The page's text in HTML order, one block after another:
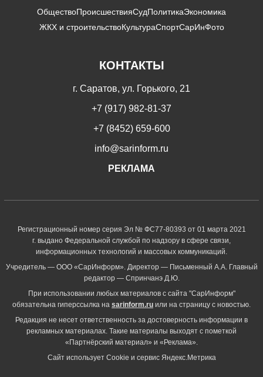
ОбществоПроисшествияСудПолитикаЭкономика
ЖКХ и строительствоКультураСпортСарИнФото
КОНТАКТЫ
г. Саратов, ул. Горького, 21
+7 (917) 982-81-37
+7 (8452) 659-600
info@sarinform.ru
РЕКЛАМА
Регистрационный номер серия Эл № ФС77-80393 от 01 марта 2021
г. выдано Федеральной службой по надзору в сфере связи,
информационных технологий и массовых коммуникаций.
Учредитель — ООО «СарИнформ». Директор — Письменный А.А. Главный
редактор — Спринчанэ Д.Ю.
При использовании любых материалов с сайта "СарИнформ"
обязательна гиперссылка на sarinform.ru или на страницу с новостью.
Редакция не несет ответственность за достоверность информации в
рекламных материалах. Такие материалы выходят с пометкой
«Партнёрский материал» и «Реклама».
Сайт использует Cookie и сервиc Яндекс.Метрика